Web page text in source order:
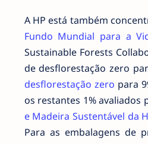
A HP está também
Fundo Mundial para a
Sustainable Forests
de desflorestação zero
desflorestação zero para
os restantes 1%
e Madeira Sustentável da
Para as embalagens de